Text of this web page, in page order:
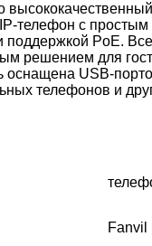
высококачественный
телефон с простым
PoE. Все
решением для
оснащена USB-
телефонов и
Fanvil